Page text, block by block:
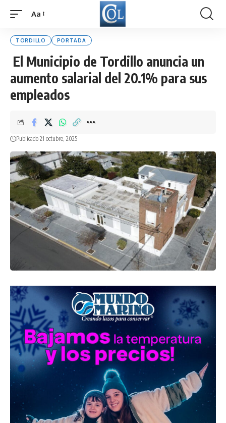
Font
Aa
TORDILLO PORTADA
El Municipio de Tordillo anuncia un
aumento salarial del 20.1% para sus
empleados
Publicado 21 octubre, 2025